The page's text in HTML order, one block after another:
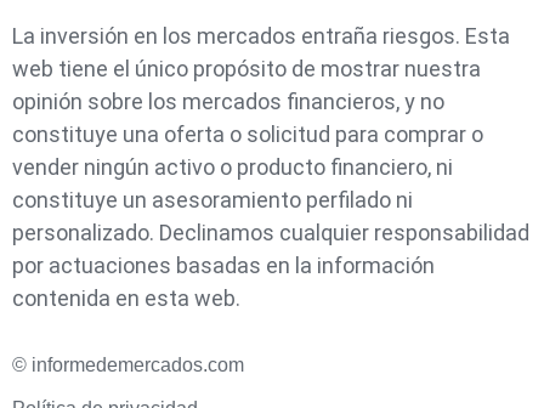
La inversión en los mercados entraña riesgos. Esta
web tiene el único propósito de mostrar nuestra
opinión sobre los mercados financieros, y no
constituye una oferta o solicitud para comprar o
vender ningún activo o producto financiero, ni
constituye un asesoramiento perfilado ni
personalizado. Declinamos cualquier responsabilidad
por actuaciones basadas en la información
contenida en esta web.
© informedemercados.com